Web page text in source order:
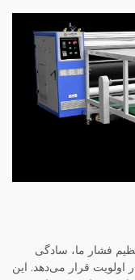
فشار ما، سادگی
اولویت قرار می‌دهد. این